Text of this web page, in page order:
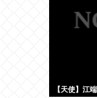
【天使】江